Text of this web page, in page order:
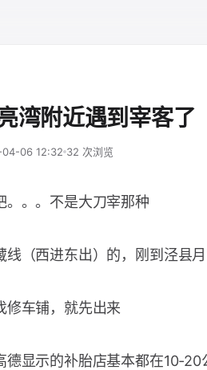
湾附近遇到宰客了
06 12:32 32 次浏览
。。。不是大刀宰那种
线（西进东出）的，刚到泾县月
修车铺，就先出来
德显示的补胎店基本都在10-20